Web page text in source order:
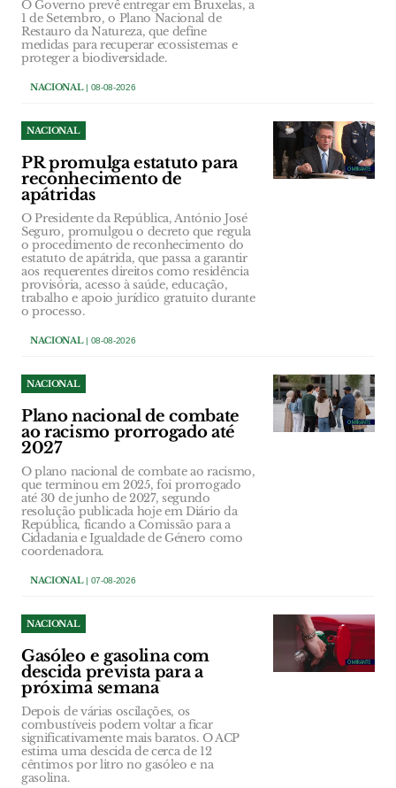
O Governo prevê entregar em Bruxelas, a
1 de Setembro, o Plano Nacional de
Restauro da Natureza, que define
medidas para recuperar ecossistemas e
proteger a biodiversidade.
NACIONAL| 08-08-2026
NACIONAL
PR promulga estatuto para
reconhecimento de
apátridas
O Presidente da República, António José
Seguro, promulgou o decreto que regula
o procedimento de reconhecimento do
estatuto de apátrida, que passa a garantir
aos requerentes direitos como residência
provisória, acesso à saúde, educação,
trabalho e apoio jurídico gratuito durante
o processo.
NACIONAL| 08-08-2026
NACIONAL
Plano nacional de combate
ao racismo prorrogado até
2027
O plano nacional de combate ao racismo,
que terminou em 2025, foi prorrogado
até 30 de junho de 2027, segundo
resolução publicada hoje em Diário da
República, ficando a Comissão para a
Cidadania e Igualdade de Género como
coordenadora.
NACIONAL| 07-08-2026
NACIONAL
Gasóleo e gasolina com
descida prevista para a
próxima semana
Depois de várias oscilações, os
combustíveis podem voltar a ficar
significativamente mais baratos. O ACP
estima uma descida de cerca de 12
cêntimos por litro no gasóleo e na
gasolina.